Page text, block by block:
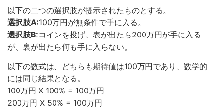
以下の二つの選択肢が提示されたものとする。
選択肢A:100万円が無条件で手に入る。
選択肢B:コインを投げ、表が出たら200万円が手に入る
が、裏が出たら何も手に入らない。
以下の数式は、どちらも期待値は100万円であり、数学的
には同じ結果となる。
100万円 X 100% = 100万円
200万円 X 50% = 100万円